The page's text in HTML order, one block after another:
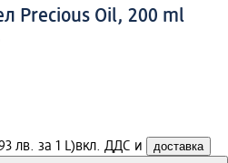
Precious Oil, 200 ml
лв. за 1 L)вкл. ДДС и доставка